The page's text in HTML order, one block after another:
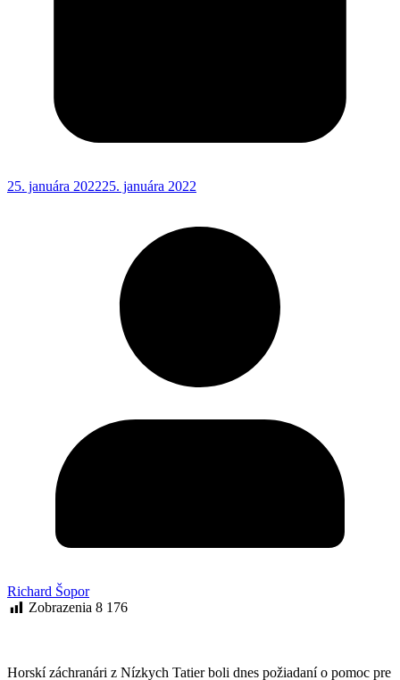
25. januára 202225. januára 2022
Richard Šopor
Zobrazenia 8 176
Horskí záchranári z Nízkych Tatier boli dnes požiadaní o pomoc pre